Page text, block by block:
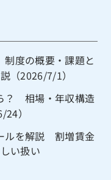
度の概要・課題と
（2026/7/1）
？ 相場・年収構造
）
ルを解説 割増賃金
い扱い